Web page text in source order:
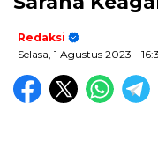
Redaksi
Selasa, 1 Agustus 2023 -